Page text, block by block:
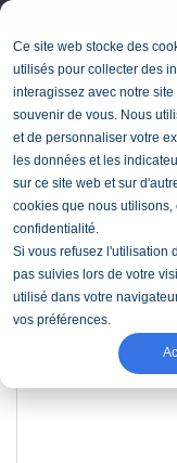
Ce site web stocke des
utilisés pour collecter des
interagissez avec notre
souvenir de vous. Nous
et de personnaliser votre
les données et les
sur ce site web et sur
cookies que nous
confidentialité.
Si vous refusez l'utilisation
pas suivies lors de votre
utilisé dans votre
vos préférences.
Accueil Manutention